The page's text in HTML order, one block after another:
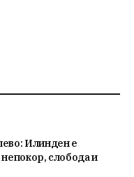
Илинден е
слобода и